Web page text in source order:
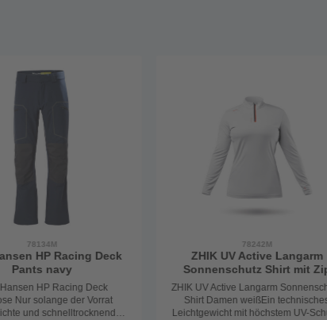
78134M
HP Racing Deck
Pants navy
HP Racing Deck
Nur solange der Vorrat
und schnelltrocknende
78242M
ZHIK UV Active Langarm
Sonnenschutz Shirt mit
Damen weiß
ZHIK UV Active Langarm
Shirt Damen weißEin
Leichtgewicht mit höchstem UV-